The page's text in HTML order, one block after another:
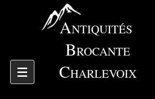
ANTIQUITÉS
BROCANTE
CHARLEVOIX